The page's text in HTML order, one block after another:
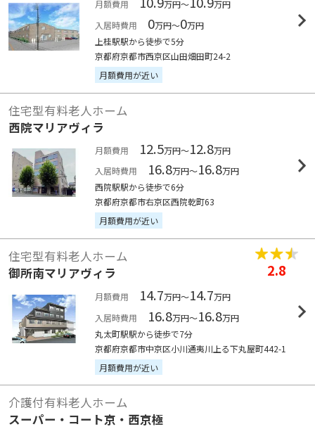
月額費用 万円～
万円
入居時費用
0万円～0万円
上桂駅駅から徒歩で5分
京都府京都市西京区山田畑田町24-2
月額費用が近い
住宅型有料老人ホーム
西院マリアヴィラ
月額費用 12.5万円～12.8万円
入居時費用
16.8万円～16.8万円
西院駅駅から徒歩で6分
京都府京都市右京区西院乾町63
月額費用が近い
住宅型有料老人ホーム
御所南マリアヴィラ
2.8
月額費用 14.7万円～14.7万円
入居時費用
16.8万円～16.8万円
丸太町駅駅から徒歩で7分
京都府京都市中京区小川通夷川上る下丸屋町442-1
月額費用が近い
介護付有料老人ホーム
スーパー・コート京・西京極